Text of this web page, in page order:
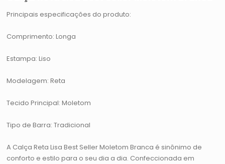
Principais especificações do produto:
Comprimento: Longa
Estampa: Liso
Modelagem: Reta
Tecido Principal: Moletom
Tipo de Barra: Tradicional
A Calça Reta Lisa Best Seller Moletom Branca é sinônimo de
conforto e estilo para o seu dia a dia. Confeccionada em